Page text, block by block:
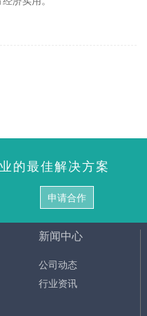
的最佳解决方案
申请合作
新闻中心
公司动态
行业资讯